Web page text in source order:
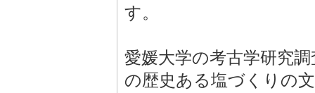
す。
愛媛大学の考古学研究
の歴史ある塩づくりの